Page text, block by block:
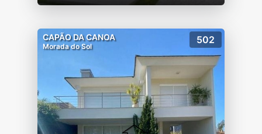
CAPÃO DA CANOA
Morada do Sol
502